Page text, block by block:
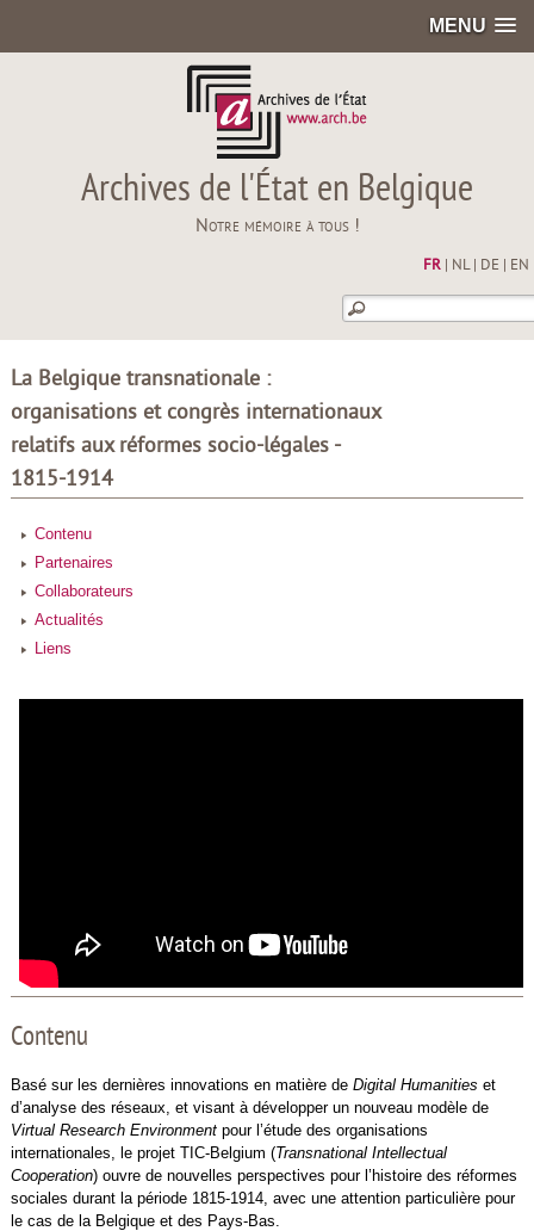
MENU
Archives de l'État en Belgique
Notre mémoire à tous !
FR| NL| DE EN
La Belgique transnationale :
organisations et congrès internationaux
relatifs aux réformes socio-légales -
1815-1914
Contenu
Partenaires
Collaborateurs
Actualités
Liens
Contenu
Basé sur les dernières innovations en matière de Digital Humanities et
d’analyse des réseaux, et visant à développer un nouveau modèle de
Virtual Research Environmentpour l’étude des organisations
internationales, le projet TIC-Belgium (Transnational Intellectual
Cooperation) ouvre de nouvelles perspectives pour l’histoire des réformes
sociales durant la période 1815-1914, avec une attention particulière pour
le cas de la Belgique et des Pays-Bas.